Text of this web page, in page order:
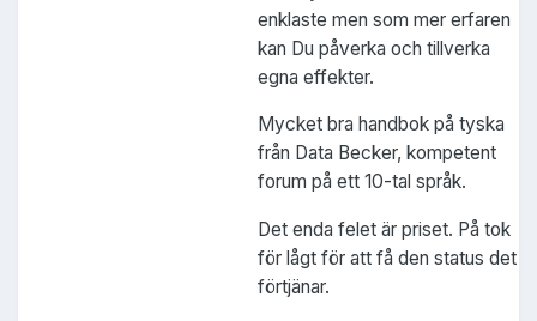
enklaste men som mer erfaren
kan Du påverka och tillverka
egna effekter.
Mycket bra handbok på tyska
från Data Becker, kompetent
forum på ett 10-tal språk.
Det enda felet är priset. På tok
för lågt för att få den status det
förtjänar.